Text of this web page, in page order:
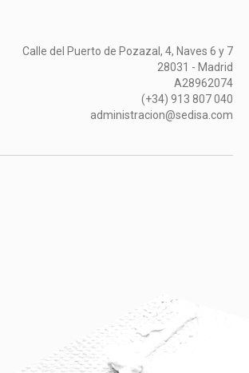
Calle del Puerto de Pozazal, 4, Naves 6 y 7
28031 - Madrid
A28962074
(+34) 913 807 040
administracion@sedisa.com